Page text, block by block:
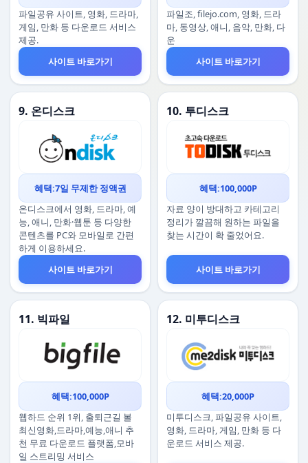
파일공유 사이트, 영화, 드라마,
게임, 만화 등 다운로드 서비스
제공.
사이트 바로가기
파일조, filejo.com, 영화, 드라
마, 동영상, 애니, 음악, 만화, 다
운
사이트 바로가기
9. 온디스크
혜택:7일 무제한 정액권
온디스크에서 영화, 드라마, 예
능, 애니, 만화·웹툰 등 다양한
콘텐츠를 PC와 모바일로 간편
하게 이용하세요.
사이트 바로가기
10. 투디스크
혜택:100,000P
자료 양이 방대하고 카테고리
정리가 깔끔해 원하는 파일을
찾는 시간이 확 줄었어요.
사이트 바로가기
11. 빅파일
혜택:100,000P
웹하드 순위 1위, 출퇴근길 볼
최신영화,드라마,예능,애니 추
천 무료 다운로드 플랫폼,모바
일 스트리밍 서비스
12. 미투디스크
혜택:20,000P
미투디스크, 파일공유 사이트,
영화, 드라마, 게임, 만화 등 다
운로드 서비스 제공.